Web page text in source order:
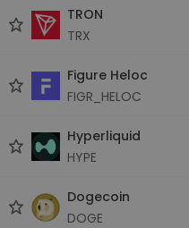
TRON
TRX
Figure Heloc
FIGR_HELOC
Hyperliquid
HYPE
Dogecoin
DOGE